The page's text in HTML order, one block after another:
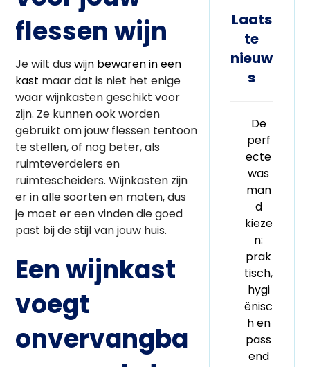
flessen wijn
Je wilt duswijn bewaren in een
kast maar dat is niet het enige
waar wijnkasten geschikt voor
zijn. Ze kunnen ook worden
gebruikt om jouw flessen tentoon
te stellen, of nog beter, als
ruimteverdelers en
ruimtescheiders. Wijnkasten zijn
er in alle soorten en maten, dus
je moet er een vinden die goed
past bij de stijl van jouw huis.
Een wijnkast
voegt
onvervangba
Laats
te
nieuw
s
De
perf
ecte
was
man
d
kieze
n:
prak
tisch,
hygi
ënisc
h en
pass
end